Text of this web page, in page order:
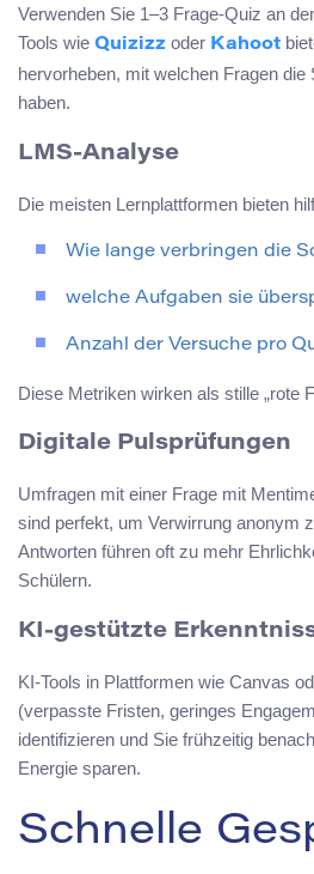
Verwenden Sie 1–3 Frage-Quiz an
Tools wie Quizizz oder Kahoot
hervorheben, mit welchen Fragen
haben.
LMS-Analyse
Die meisten Lernplattformen bieten
Wie lange verbringen die
welche Aufgaben sie
Anzahl der Versuche pro
Diese Metriken wirken als stille „rote
Digitale Pulsprüfungen
Umfragen mit einer Frage mit
sind perfekt, um Verwirrung anonym
Antworten führen oft zu mehr
Schülern.
KI-gestützte
KI-Tools in Plattformen wie Canvas
(verpasste Fristen, geringes
identifizieren und Sie frühzeitig
Energie sparen.
Schnelle